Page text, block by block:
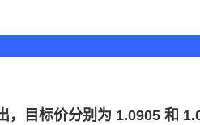
，目标价分别为 1.0905 和